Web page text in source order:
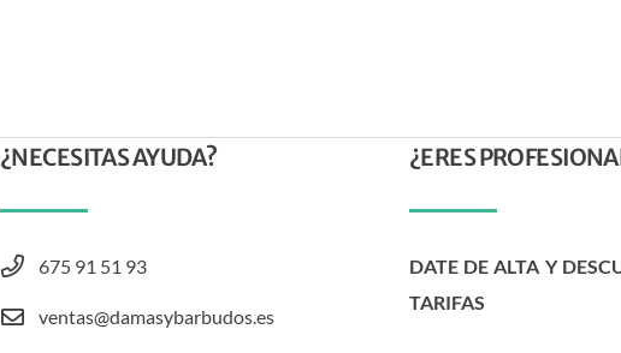
¿NECESITAS AYUDA?
675 91 51 93
ventas@damasybarbudos.es
¿ERES
DATE DE ALTA Y
TARIFAS